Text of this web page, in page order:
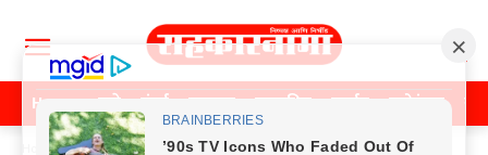
Home पुणे मुंबई महाराष्ट्र राजकीय क्राईम मनोरंजन
Home Previos News